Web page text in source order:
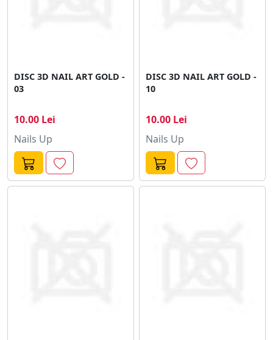
DISC 3D NAIL ART GOLD -
03
10.00 Lei
Nails Up
DISC 3D NAIL ART GOLD -
10
10.00 Lei
Nails Up